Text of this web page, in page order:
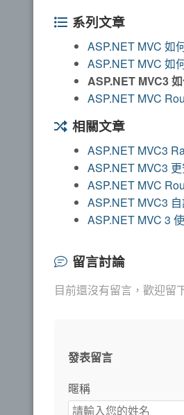
系列文章
ASP.NET MVC 如
ASP.NET MVC 如
ASP.NET MVC3
ASP.NET MVC
相關文章
ASP.NET MVC3
ASP.NET MVC3
ASP.NET MVC
ASP.NET MVC3
ASP.NET MVC 3
留言討論
目前還沒有留言，歡迎留
發表留言
暱稱